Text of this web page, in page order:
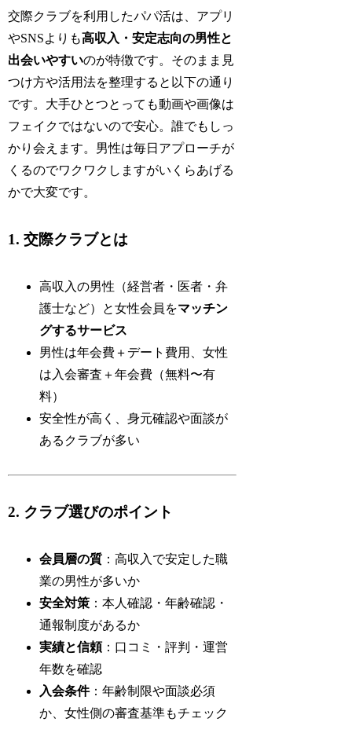
交際クラブを利用したパパ活は、アプリ
やSNSよりも高収入・安定志向の男性と
出会いやすいのが特徴です。そのまま見
つけ方や活用法を整理すると以下の通り
です。大手ひとつとっても動画や画像は
フェイクではないので安心。誰でもしっ
かり会えます。男性は毎日アプローチが
くるのでワクワクしますがいくらあげる
かで大変です。
1. 交際クラブとは
高収入の男性（経営者・医者・弁
護士など）と女性会員をマッチン
グするサービス
男性は年会費＋デート費用、女性
は入会審査＋年会費（無料〜有
料）
安全性が高く、身元確認や面談が
あるクラブが多い
2. クラブ選びのポイント
会員層の質 ：高収入で安定した職
業の男性が多いか
安全対策 ：本人確認・年齢確認・
通報制度があるか
実績と信頼：口コミ・評判・運営
年数を確認
入会条件：年齢制限や面談必須
か、女性側の審査基準もチェック